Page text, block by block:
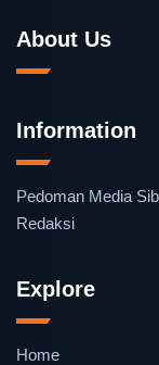
About Us
Information
Pedoman Media
Redaksi
Explore
Home